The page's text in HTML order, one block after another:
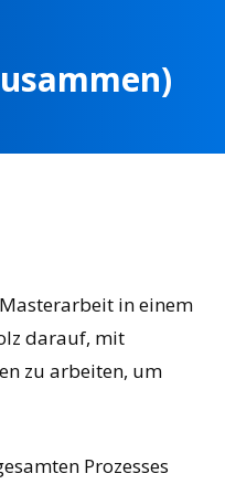
in einem
darauf, mit
zu arbeiten, um
Prozesses